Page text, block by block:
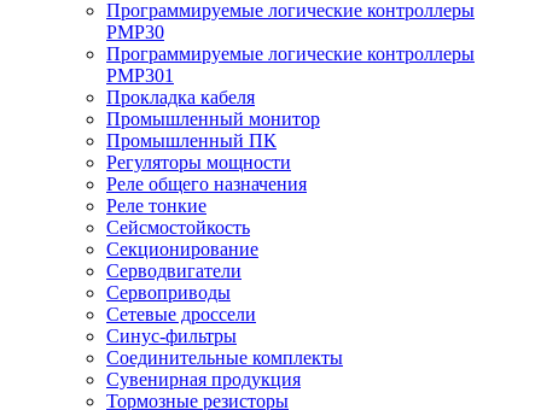
Программируемые логические контроллеры
PMP30
Программируемые логические контроллеры
PMP301
Прокладка кабеля
Промышленный монитор
Промышленный ПК
Регуляторы мощности
Реле общего назначения
Реле тонкие
Сейсмостойкость
Секционирование
Серводвигатели
Сервоприводы
Сетевые дроссели
Синус-фильтры
Соединительные комплекты
Сувенирная продукция
Тормозные резисторы